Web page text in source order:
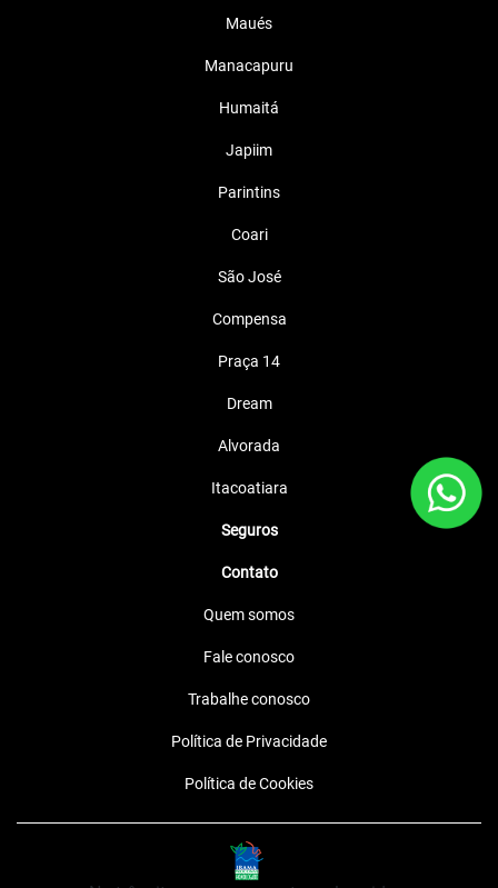
Maués
Manacapuru
Humaitá
Japiim
Parintins
Coari
São José
Compensa
Praça 14
Dream
Alvorada
Itacoatiara
Seguros
Contato
Quem somos
Fale conosco
Trabalhe conosco
Política de Privacidade
Política de Cookies